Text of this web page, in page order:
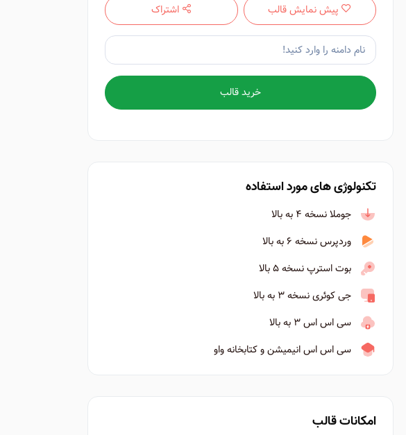
پیش نمایش قالب اشتراک
خرید قالب
تکنولوژی های مورد استفاده
جوملا نسخه ۴ به بالا
وردپرس نسخه ۶ به بالا
بوت استرپ نسخه ۵ بالا
جی کوئری نسخه ۳ به بالا
سی اس اس ۳ به بالا
سی اس اس انیمیشن و کتابخانه واو
امکانات قالب